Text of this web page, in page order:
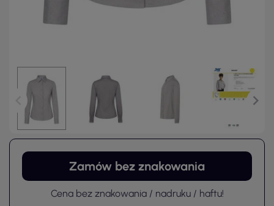
Zamów bez znakowania
Cena bez znakowania / nadruku / haftu!